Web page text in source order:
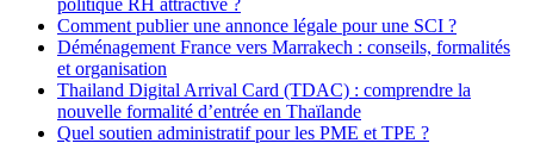
politique RH attractive ?
Comment publier une annonce légale pour une SCI ?
Déménagement France vers Marrakech : conseils, formalités
et organisation
Thailand Digital Arrival Card (TDAC) : comprendre la
nouvelle formalité d’entrée en Thaïlande
Quel soutien administratif pour les PME et TPE ?